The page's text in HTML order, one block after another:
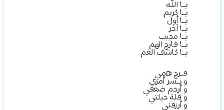
يـا الله
يـا كريم
يـا أول
يـا آخر
يـا مجيب
يـا فارج الهم
يـا كاشف الغم
فـرج همي
و يـسر أمري
و أرحم ضعفي
و قلة حيلتي
و أرزقني